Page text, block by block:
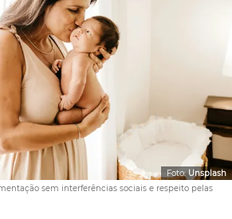
sem interferências sociais e respeito pelas
Foto:Unsplash